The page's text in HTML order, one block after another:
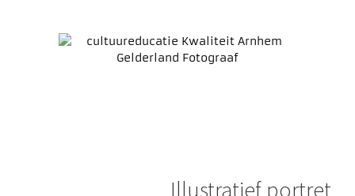
Illustratief portret